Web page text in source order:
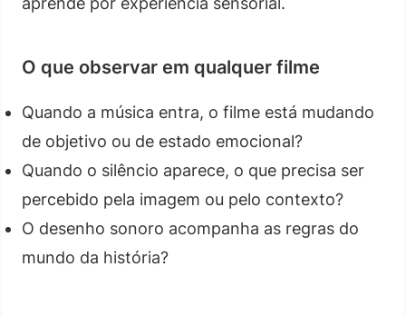
O que observar em qualquer filme
Quando a música entra, o filme está mudando
de objetivo ou de estado emocional?
Quando o silêncio aparece, o que precisa ser
percebido pela imagem ou pelo contexto?
O desenho sonoro acompanha as regras do
mundo da história?